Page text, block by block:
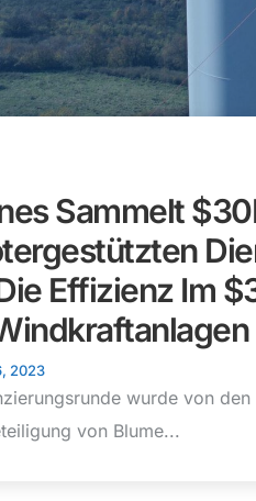
Sammelt
Effizienz Im
2023
wurde von
von Blume...